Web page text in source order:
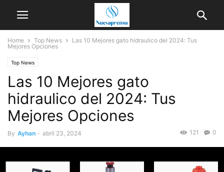
Home Top News
Las 10 Mejores gato hidraulico del 2024: Tus
Mejores Opciones
Top News
Las 10 Mejores gato
hidraulico del 2024: Tus
Mejores Opciones
By Ayhan - abril 23, 2024 0
121